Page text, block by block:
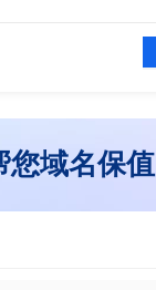
您域名保值